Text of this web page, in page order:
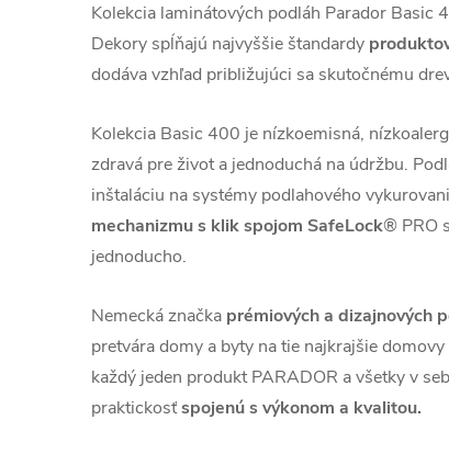
Kolekcia laminátových podláh Parador Basic
Dekory spĺňajú najvyššie štandardy
dodáva vzhľad približujúci sa skutočnému
Kolekcia Basic 400 je nízkoemisná,
zdravá pre život a jednoduchá na údržbu.
inštaláciu na systémy podlahového
mechanizmu s klik spojom SafeLock® PRO
jednoducho.
Nemecká značka prémiových a dizajnových
pretvára domy a byty na tie najkrajšie
každý jeden produkt PARADOR a všetky v
praktickosťspojenú s výkonom a kvalitou.